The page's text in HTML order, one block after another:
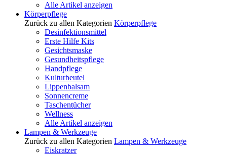
Alle Artikel anzeigen
Körperpflege
Zurück zu allen Kategorien Körperpflege
Desinfektionsmittel
Erste Hilfe Kits
Gesichtsmaske
Gesundheitspflege
Handpflege
Kulturbeutel
Lippenbalsam
Sonnencreme
Taschentücher
Wellness
Alle Artikel anzeigen
Lampen & Werkzeuge
Zurück zu allen Kategorien Lampen & Werkzeuge
Eiskratzer